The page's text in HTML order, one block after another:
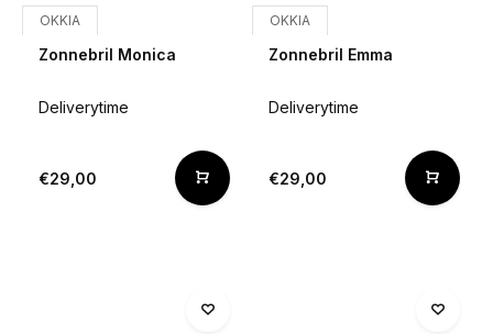
OKKIA
Zonnebril Monica
Deliverytime
€29,00
OKKIA
Zonnebril Emma
Deliverytime
€29,00